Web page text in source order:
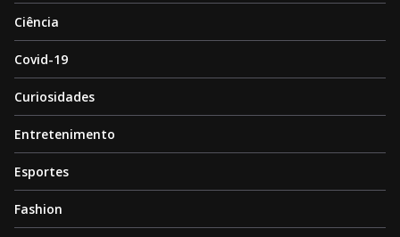
Ciência
Covid-19
Curiosidades
Entretenimento
Esportes
Fashion